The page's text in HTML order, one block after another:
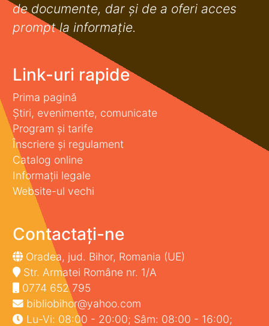
de documente, dar şi de a oferi acces
prompt la informaţie.
Link-uri rapide
Prima pagină
Știri, evenimente, comunicate
Program și tarife
Înscriere și regulament
Catalog online
Informații legale
Website-ul vechi
Contactați-ne
Oradea, jud. Bihor, Romania (UE)
Str. Armatei Române nr. 1/A
0774 652 795
bibliobihor@yahoo.com
Lu-Vi: 08:00 - 20:00; Sâm: 08:00 - 16:00;